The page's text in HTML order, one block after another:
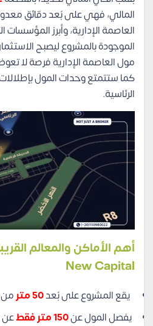
المالي، فهي على بُعد دقائق
العاصمة الإدارية، وأبرز
الموجودة بالمشروع ليصبح
مول العاصمة الإدارية فرصة لا
كما ستتمتع وحدات المول
الرئاسية.
New Capital
يقع المشروع على بُعد50 متر
من
يفصل المول عن
عن